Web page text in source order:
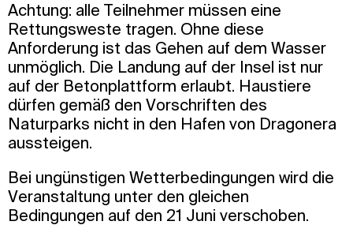
Achtung: alle Teilnehmer müssen eine
Rettungsweste tragen. Ohne diese
Anforderung ist das Gehen auf dem Wasser
unmöglich. Die Landung auf der Insel ist nur
auf der Betonplattform erlaubt. Haustiere
dürfen gemäß den Vorschriften des
Naturparks nicht in den Hafen von Dragonera
aussteigen.
Bei ungünstigen Wetterbedingungen wird die
Veranstaltung unter den gleichen
Bedingungen auf den 21 Juni verschoben.